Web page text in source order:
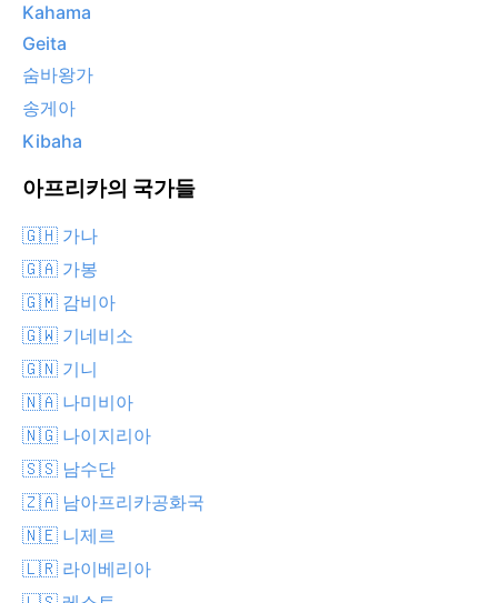
Kahama
Geita
숨바왕가
송게아
Kibaha
아프리카의 국가들
🇬🇭 가나
🇬🇦 가봉
🇬🇲 감비아
🇬🇼 기네비소
🇬🇳 기니
🇳🇦 나미비아
🇳🇬 나이지리아
🇸🇸 남수단
🇿🇦 남아프리카공화국
🇳🇪 니제르
🇱🇷 라이베리아